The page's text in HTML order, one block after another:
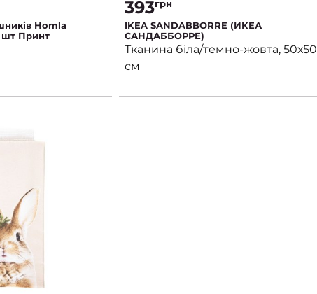
Homla
шт Принт
393грн
IKEA SANDABBORRE (ИКЕА
САНДАББОРРЕ)
Тканина біла/темно-жовта, 50х50
см